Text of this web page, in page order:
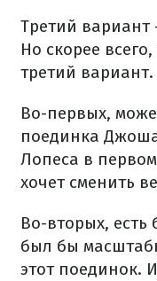
Третий
Но скорее
третий вариант.
Во-первых,
поединка
Лопеса в
хочет сменить
Во-вторых,
был бы
этот поединок.